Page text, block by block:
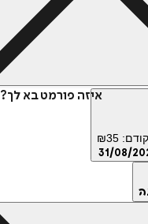
איזה פורמט בא לך?
₪35
31/08/